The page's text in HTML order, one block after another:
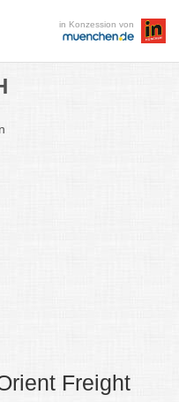
in Konzession von
Freight